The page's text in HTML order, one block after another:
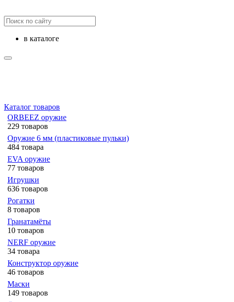
в каталоге
Каталог товаров
ORBEEZ оружие
229 товаров
Оружие 6 мм (пластиковые пульки)
484 товара
EVA оружие
77 товаров
Игрушки
636 товаров
Рогатки
8 товаров
Гранатамёты
10 товаров
NERF оружие
34 товара
Конструктор оружие
46 товаров
Маски
149 товаров